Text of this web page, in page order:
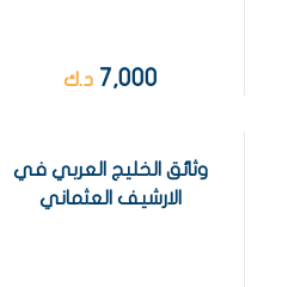
7,000 د.ك
وثائق الخليج العربي في
الارشيف العثماني